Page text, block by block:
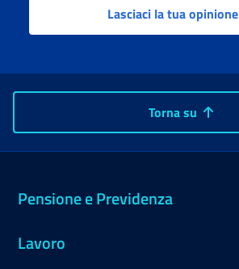
Lasciaci la tua opinione
Torna su
Pensione e Previdenza
Lavoro